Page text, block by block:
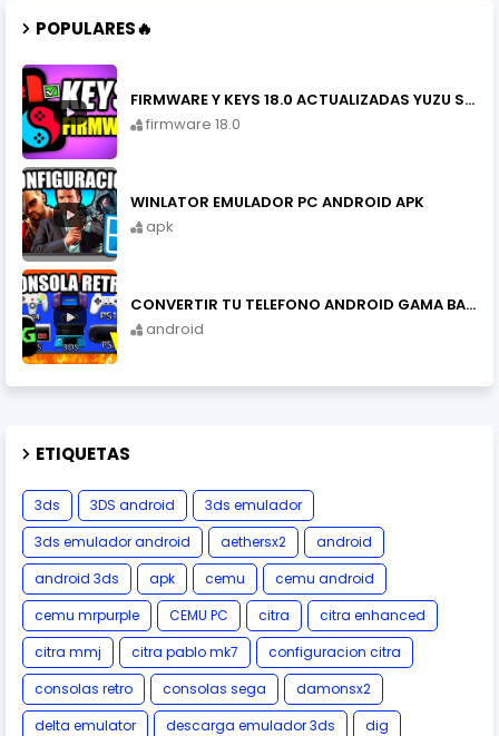
POPULARES🔥
FIRMWARE Y KEYS 18.0 ACTUALIZADAS YUZU SWITCH
firmware 18.0
WINLATOR EMULADOR PC ANDROID APK
apk
CONVERTIR TU TELEFONO ANDROID GAMA BAJA EN CONSOLA CON DIG
android
ETIQUETAS
3ds 3DS android
3ds emulador
3ds emulador android
aethersx2
android
android 3ds
apk cemu
cemu android
cemu mrpurple
CEMU PC citra
citra enhanced
citra mmj
citra pablo mk7
configuracion citra
consolas retro
consolas sega
damonsx2
delta emulator
descarga emulador 3ds
dig